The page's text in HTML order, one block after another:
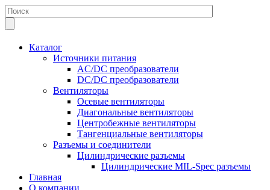
Каталог
Источники питания
AC/DC преобразователи
DC/DC преобразователи
Вентиляторы
Осевые вентиляторы
Диагональные вентиляторы
Центробежные вентиляторы
Тангенциальные вентиляторы
Разъемы и соединители
Цилиндрические разъемы
Цилиндрические MIL-Spec разъемы
Главная
О компании